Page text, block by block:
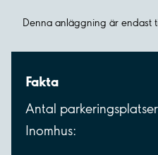
Denna anläggning är endast
Fakta
Antal
Inomhus: